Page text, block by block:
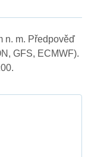
n. m. Předpověď
GFS, ECMWF).